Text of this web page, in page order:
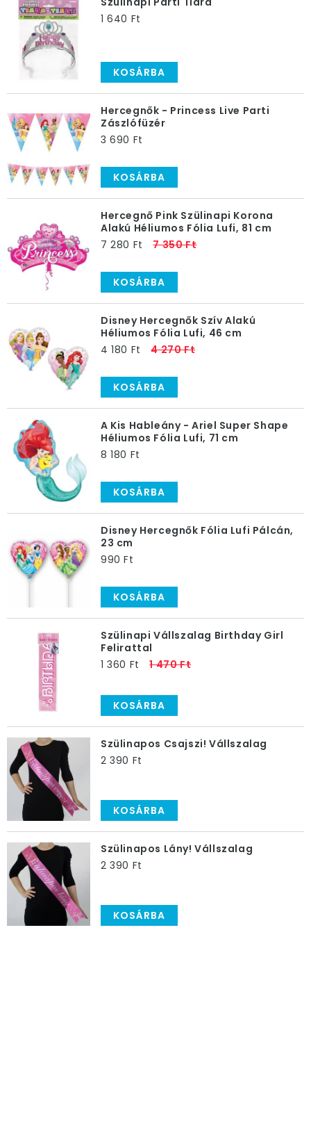
1 640 Ft
KOSÁRBA
Hercegnők - Princess Live Parti
Zászlófüzér
3 690 Ft
KOSÁRBA
Hercegnő Pink Szülinapi Korona
Alakú Héliumos Fólia Lufi, 81 cm
7 280 Ft
7 350 Ft
KOSÁRBA
Disney Hercegnők Szív Alakú
Héliumos Fólia Lufi, 46 cm
4 180 Ft
4 270 Ft
KOSÁRBA
A Kis Hableány - Ariel Super Shape
Héliumos Fólia Lufi, 71 cm
8 180 Ft
KOSÁRBA
Disney Hercegnők Fólia Lufi Pálcán,
23 cm
990 Ft
KOSÁRBA
Szülinapi Vállszalag Birthday Girl
Felirattal
1 360 Ft
1 470 Ft
KOSÁRBA
Szülinapos Csajszi! Vállszalag
2 390 Ft
KOSÁRBA
Szülinapos Lány! Vállszalag
2 390 Ft
KOSÁRBA